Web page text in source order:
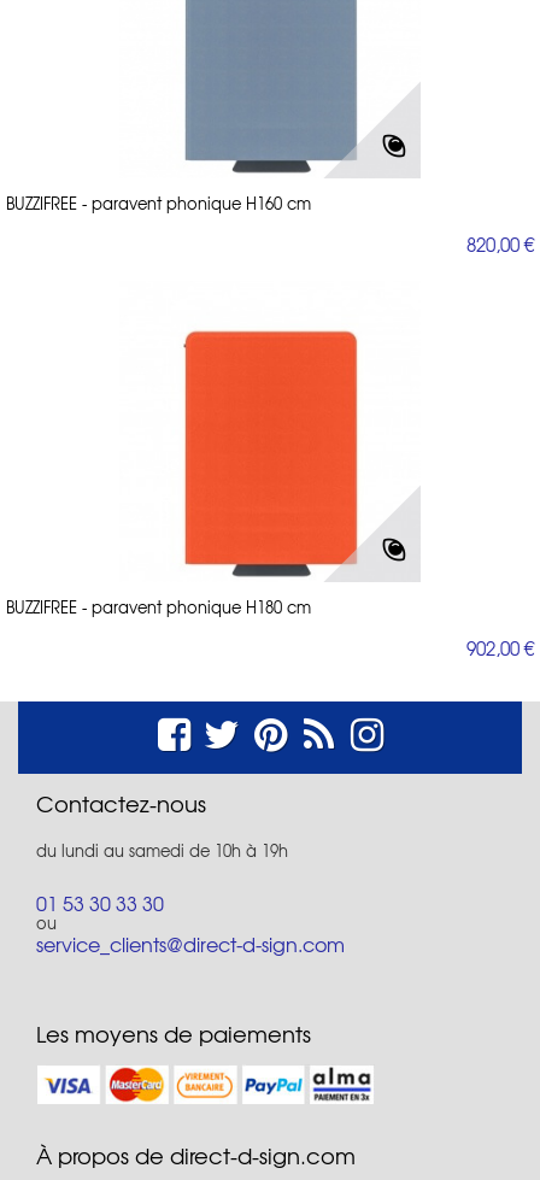
BUZZIFREE - paravent phonique H160 cm
820,00 €
BUZZIFREE - paravent phonique H180 cm
902,00 €
Contactez-nous
du lundi au samedi de 10h à 19h
01 53 30 33 30
ou
service_clients@direct-d-sign.com
Les moyens de paiements
À propos de direct-d-sign.com